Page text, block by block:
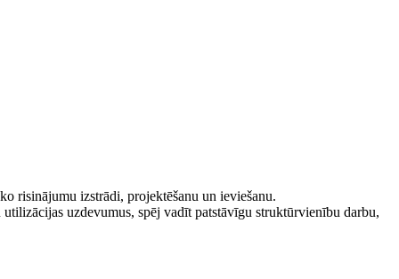
risinājumu izstrādi, projektēšanu un ieviešanu.
uzdevumus, spēj vadīt patstāvīgu struktūrvienību darbu,